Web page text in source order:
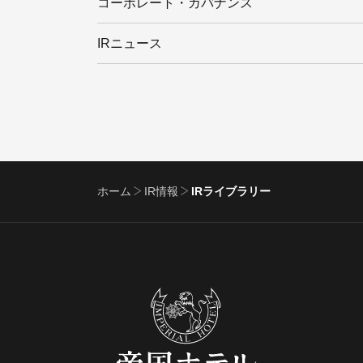
コーポレート・ガバナンス
IRニュース
ホーム IR情報 IRライブラリー